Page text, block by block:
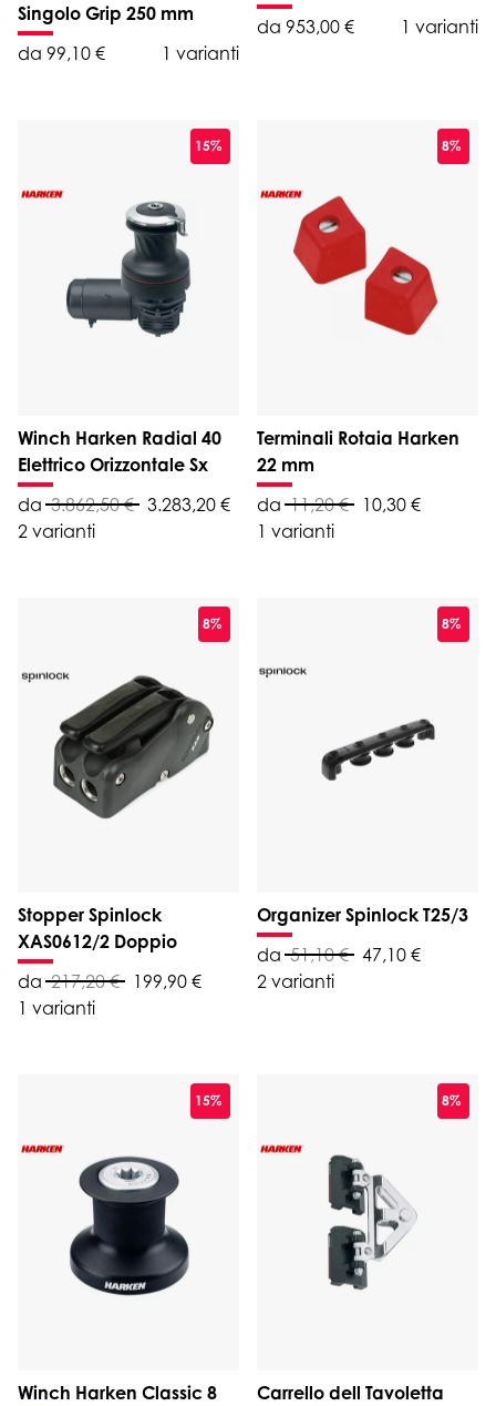
Singolo Grip 250 mm
da 99,10 €
1 varianti
da 953,00 € 1 varianti
15%
Winch Harken Radial 40
Elettrico Orizzontale Sx
da 3.862,50 € 3.283,20 €
2 varianti
8%
Terminali Rotaia Harken
22 mm
da 11,20 €
10,30 €
1 varianti
8%
Stopper Spinlock
XAS0612/2 Doppio
da 217,20 €
199,90 €
1 varianti
8%
Organizer Spinlock T25/3
da 51,10 € 47,10 €
2 varianti
15%
Winch Harken Classic 8
8%
Carrello dell Tavoletta